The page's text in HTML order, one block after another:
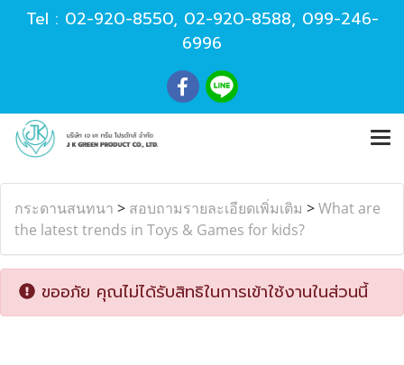
Tel : 02-920-8550, 02-920-8588, 099-246-
6996
กระดานสนทนา > สอบถามรายละเอียดเพิ่มเติม >What are
the latest trends in Toys & Games for kids?
ขออภัย คุณไม่ได้รับสิทธิในการเข้าใช้งานในส่วนนี้